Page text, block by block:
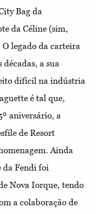
Bag da
da Céline (sim,
O legado da carteira
décadas, a sua
difícil na indústria
é tal que,
aniversário, a
de Resort
Ainda
da Fendi foi
Nova Iorque, tendo
a colaboração de